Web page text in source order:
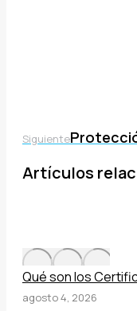
SiguientePublicación
Artículos
Qué son los
agosto 4, 2026